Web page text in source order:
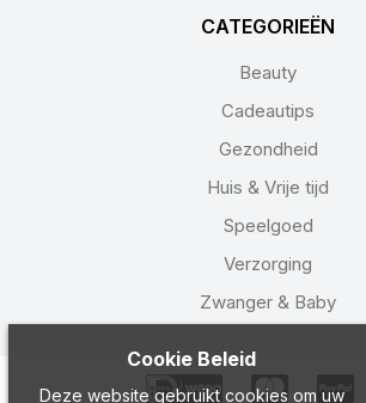
CATEGORIEËN
Beauty
Cadeautips
Gezondheid
Huis & Vrije tijd
Speelgoed
Verzorging
Zwanger & Baby
Cookie Beleid
Deze website gebruikt cookies om uw